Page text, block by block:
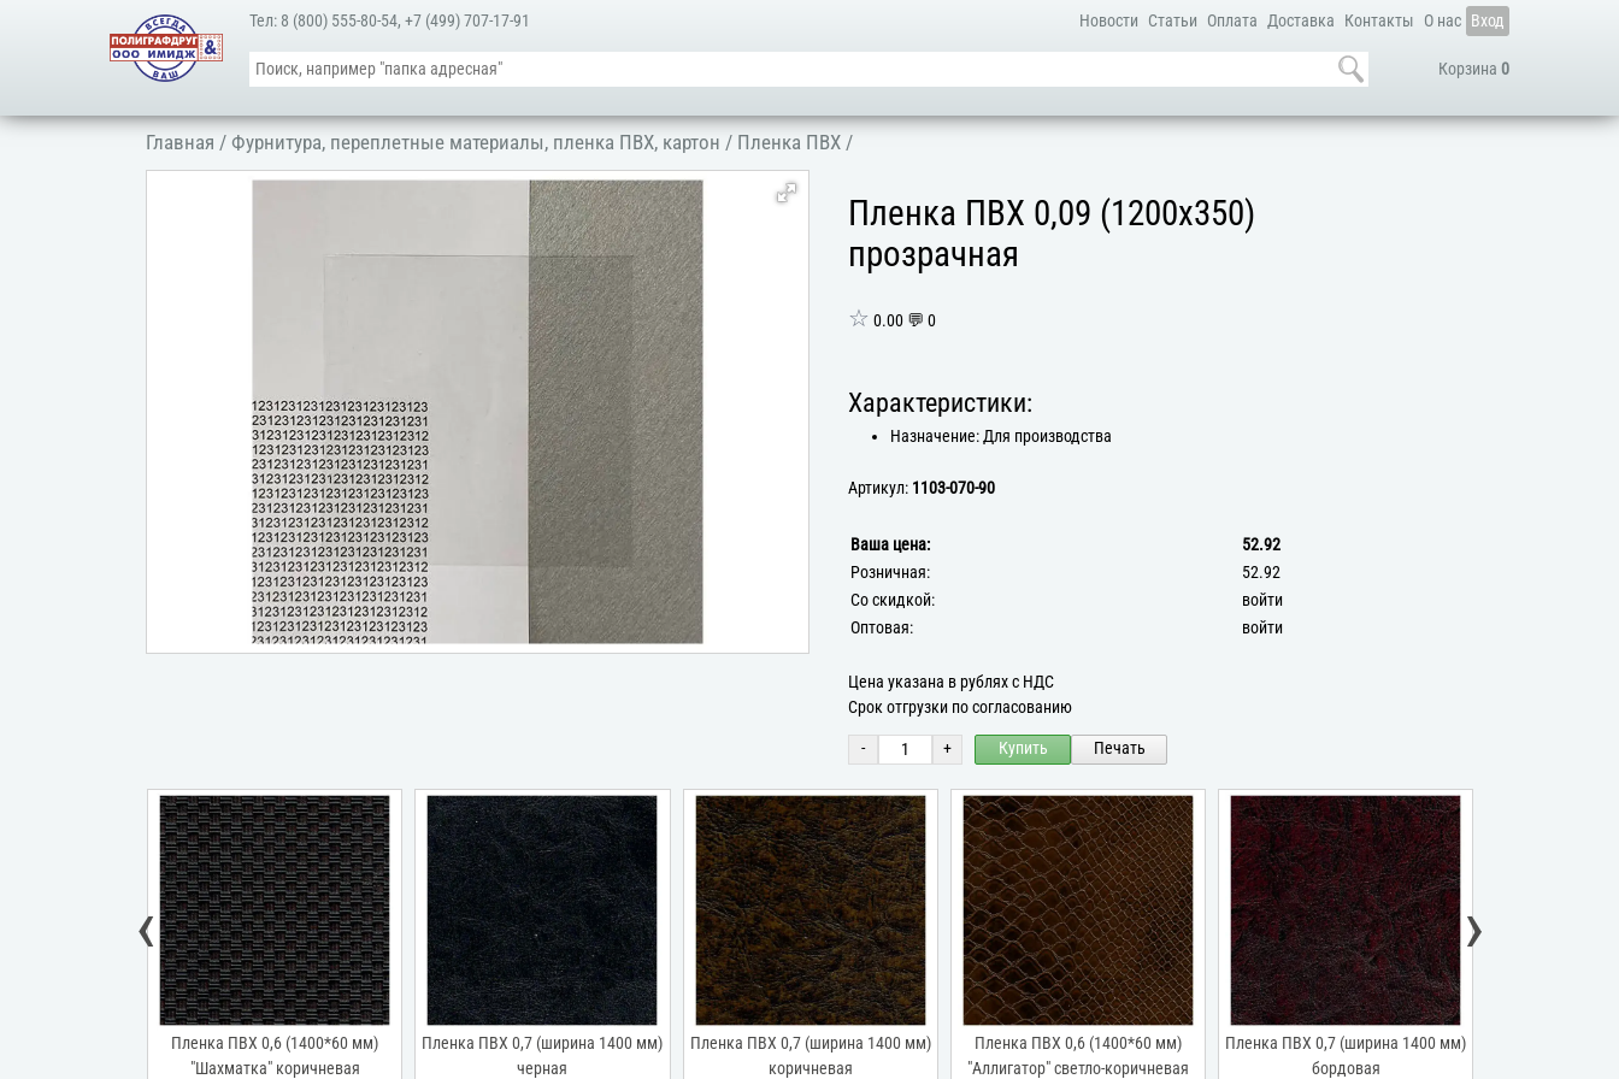
Новости Статьи Оплата Доставка Контакты О нас Вход
Корзина 0
Тел: 8 (800) 555-80-54,+7 (499) 707-17-91
Главная /Фурнитура, переплетные материалы, пленка ПВХ, картон / Пленка ПВХ /
Пленка ПВХ 0,09 (1200х350)
прозрачная
☆ 0.00 💬 0
Характеристики:
Назначение: Для производства
Артикул: 1103-070-90
Ваша цена:
52.92
Розничная:
52.92
Со скидкой:
войти
Оптовая:
войти
Цена указана в рублях с НДС
Срок отгрузки по согласованию
- + Купить Печать
Пленка ПВХ 0,6 (1400*60 мм)
"Шахматка" коричневая
Пленка ПВХ 0,7 (ширина 1400 мм)
черная
Пленка ПВХ 0,7 (ширина 1400 мм)
коричневая
Пленка ПВХ 0,6 (1400*60 мм)
"Аллигатор" светло-коричневая
Пленка ПВХ 0,7 (ширина 1400 мм)
бордовая
‹ ›